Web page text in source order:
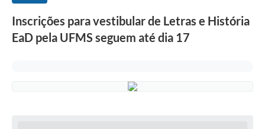
Inscrições para vestibular de Letras e História
EaD pela UFMS seguem até dia 17